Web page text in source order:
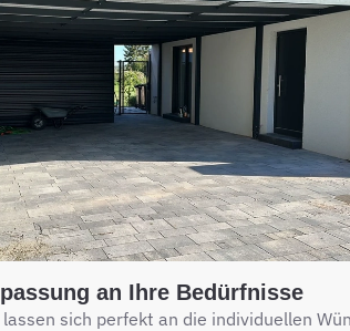
an Ihre Bedürfnisse
sich perfekt an die individuellen